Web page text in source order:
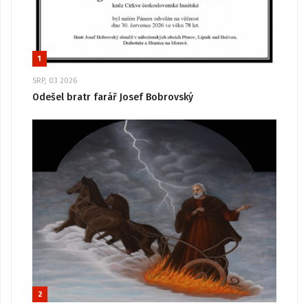
1
SRP, 03 2026
Odešel bratr farář Josef Bobrovský
2